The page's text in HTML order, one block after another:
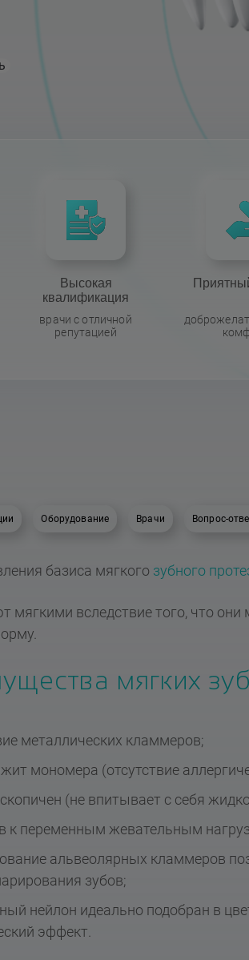
Высокая
квалификация
врачи с отличной
репутацией
Оборудование Врачи Вопрос-
базиса мягкого зубного
мягкими вследствие того, что
мягких
металлических кламмеров;
мономера (отсутствие
(не впитывает с себя
к переменным жевательным
альвеолярных кламмеров
зубов;
нейлон идеально подобран в
эффект.